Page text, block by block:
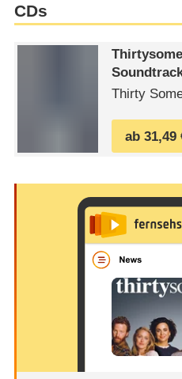
CDs
Thirty
ab 31,49